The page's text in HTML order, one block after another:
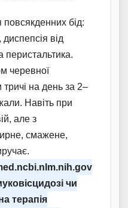
бід:
від
перистальтика.
черевної
на день за 2–
Навіть при
але з
смажене,
чи
терапія